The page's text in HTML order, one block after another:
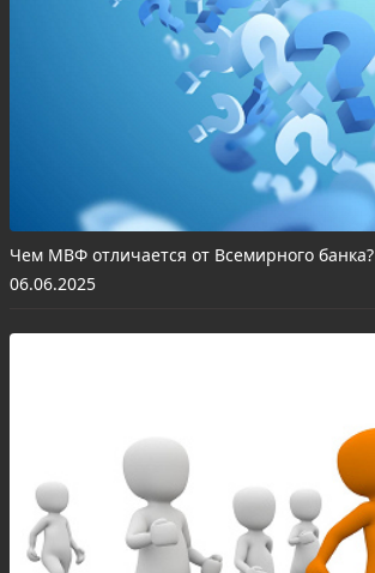
Чем МВФ отличается от Всемирного банка?
06.06.2025